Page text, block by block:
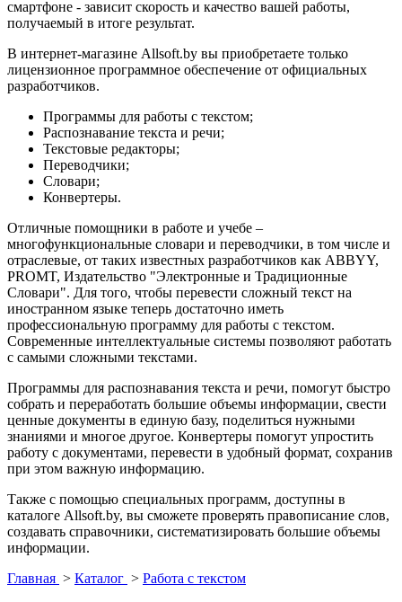
смартфоне - зависит скорость и качество вашей работы,
получаемый в итоге результат.
В интернет-магазине Allsoft.by вы приобретаете только
лицензионное программное обеспечение от официальных
разработчиков.
Программы для работы с текстом;
Распознавание текста и речи;
Текстовые редакторы;
Переводчики;
Словари;
Конвертеры.
Отличные помощники в работе и учебе –
многофункциональные словари и переводчики, в том числе и
отраслевые, от таких известных разработчиков как ABBYY,
PROMT, Издательство "Электронные и Традиционные
Словари". Для того, чтобы перевести сложный текст на
иностранном языке теперь достаточно иметь
профессиональную программу для работы с текстом.
Современные интеллектуальные системы позволяют работать
с самыми сложными текстами.
Программы для распознавания текста и речи, помогут быстро
собрать и переработать большие объемы информации, свести
ценные документы в единую базу, поделиться нужными
знаниями и многое другое. Конвертеры помогут упростить
работу с документами, перевести в удобный формат, сохранив
при этом важную информацию.
Также с помощью специальных программ, доступны в
каталоге Allsoft.by, вы сможете проверять правописание слов,
создавать справочники, систематизировать большие объемы
информации.
Главная > Каталог > Работа с текстом